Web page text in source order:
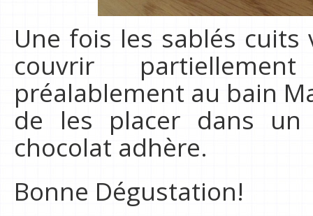
Une fois les sablés
couvrir
préalablement au bain
de les placer dans
chocolat adhère.
Bonne Dégustation!